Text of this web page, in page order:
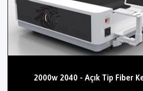
2000w 2040 - Açık Tip Fiber